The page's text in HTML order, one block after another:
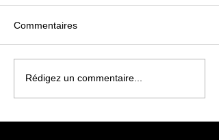
Commentaires
Rédigez un commentaire...